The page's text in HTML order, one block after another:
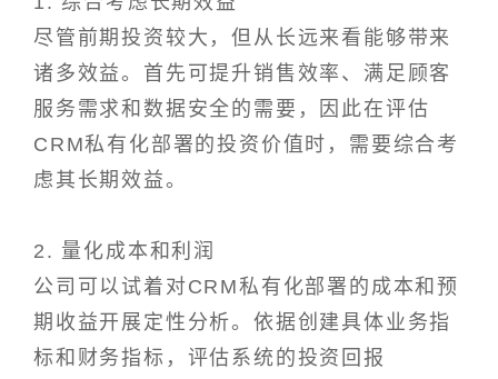
尽管前期投资较大，但从长远来看能够带来
诸多效益。首先可提升销售效率、满足顾客
服务需求和数据安全的需要，因此在评估
CRM私有化部署的投资价值时，需要综合考
虑其长期效益。
2. 量化成本和利润
公司可以试着对CRM私有化部署的成本和预
期收益开展定性分析。依据创建具体业务指
标和财务指标，评估系统的投资回报